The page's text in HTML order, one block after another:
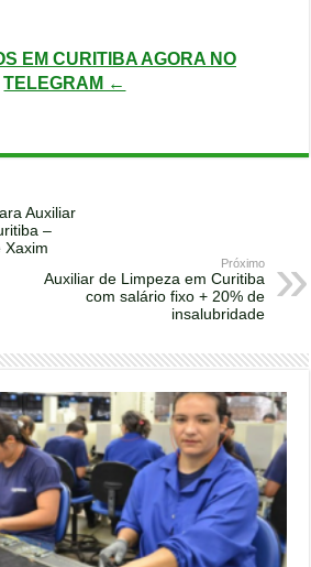
EM CURITIBA AGORA NO
TELEGRAM ←
Auxiliar
–
Xaxim
Próximo
Auxiliar de Limpeza em Curitiba
com salário fixo + 20% de
insalubridade